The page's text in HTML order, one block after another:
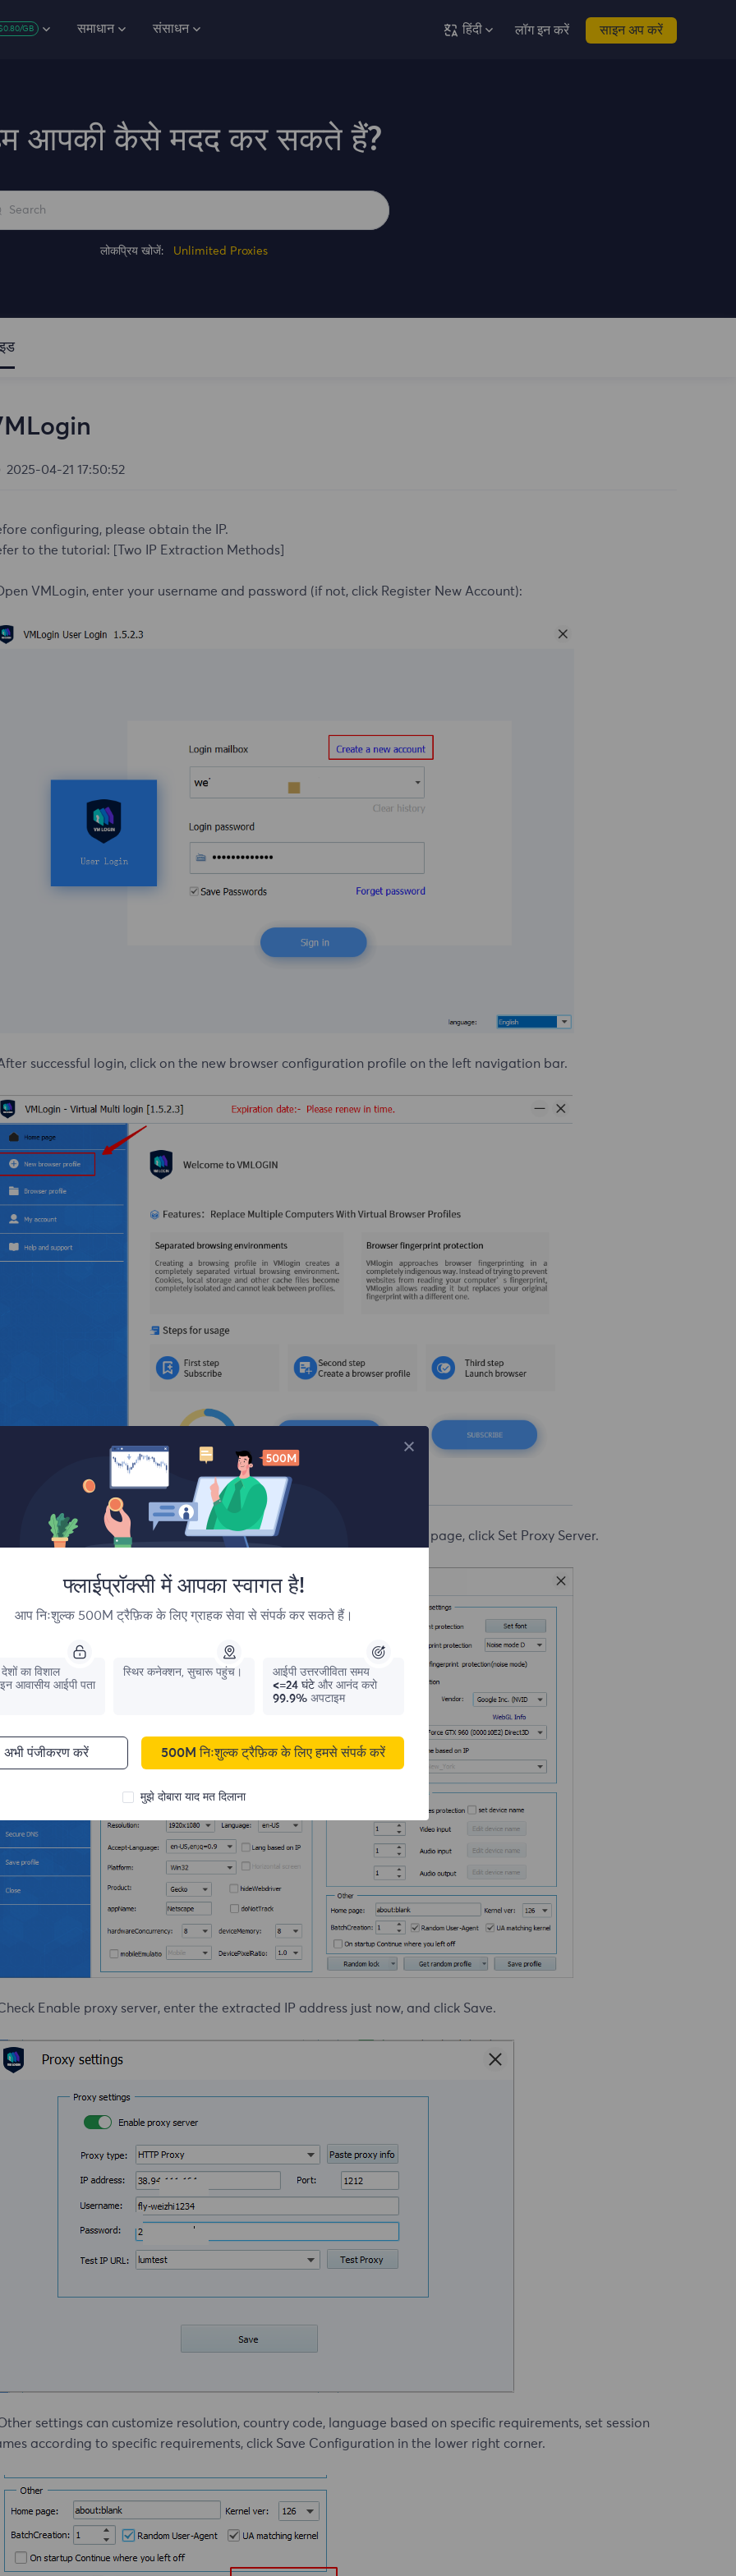
GB समाधान संसाधन हिंदी लॉग इन करें साइन अप करें
आपकी कैसे मदद कर सकते हैं?
लोकप्रिय खोजें: Unlimited Proxies
2025-04-21 17:50:52
configuring, please obtain the IP.
to the tutorial: [Two IP Extraction Methods]
VMLogin, enter your username and password (if not, click Register New Account):
successful login, click on the new browser configuration profile on the left navigation bar.
the desired display name to the new browser configuration profile page, click Set Proxy Server.
Enable proxy server, enter the extracted IP address just now, and click Save.
settings can customize resolution, country code, language based on specific requirements, set session
according to specific requirements, click Save Configuration in the lower right corner.
फ्लाईप्रॉक्सी में आपका स्वागत है!
आप निःशुल्क 500M ट्रैफ़िक के लिए ग्राहक सेवा से संपर्क कर सकते हैं।
का विशाल
आवासीय आईपी पता
स्थिर कनेक्शन, सुचारू पहुंच।
आईपी ​​उत्तरजीविता समय
<=24 घंटे और आनंद करो
99.9% अपटाइम
अभी पंजीकरण करें 500M निःशुल्क ट्रैफ़िक के लिए हमसे संपर्क करें
मुझे दोबारा याद मत दिलाना